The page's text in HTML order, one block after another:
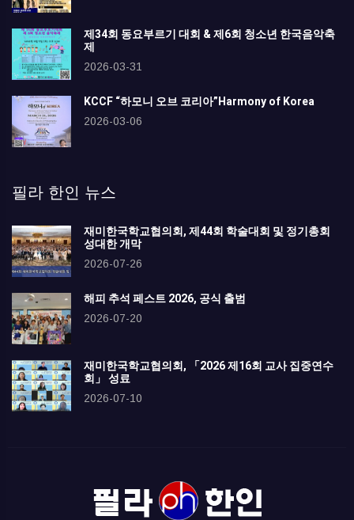
제34회 동요부르기 대회 & 제6회 청소년 한국음악축
제
2026-03-31
KCCF “하모니 오브 코리아”Harmony of Korea
2026-03-06
필라 한인 뉴스
재미한국학교협의회, 제44회 학술대회 및 정기총회
성대한 개막
2026-07-26
해피 추석 페스트 2026, 공식 출범
2026-07-20
재미한국학교협의회, 「2026 제16회 교사 집중연수
회」 성료
2026-07-10